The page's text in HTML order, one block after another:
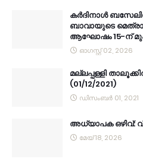
കര്‍ദിനാള്‍
ബാവായുടെ
ആഘോഷം 15-ന്
ഓഗസ്റ്റ് 02, 2026
മല്ലപ്പള്ളി
(01/12/2021)
ഡിസംബർ 01, 2021
അധ്യാപക ഒഴിവ്:
മേയ് 18, 2026